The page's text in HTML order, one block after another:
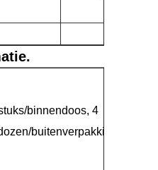
binnendoos, 4
buitenverpakking